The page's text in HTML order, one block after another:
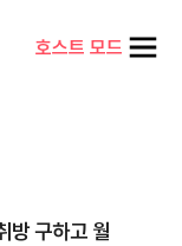
호스트 모드
구하고 월